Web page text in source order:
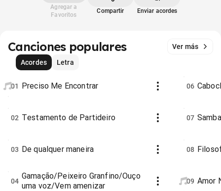
Agregar a
Favoritos
Compartir Enviar acordes
Canciones populares
Ver más
Acordes
Letra
01 Preciso Me Encontrar
02 Testamento de Partideiro
03 De qualquer maneira
04
Gamação/Peixeiro Granfino/Ouço
uma voz/Vem amenizar
06
07
08
09 Amor